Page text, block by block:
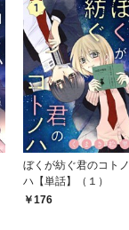
ぼくが紡ぐ君のコトノ
ハ【単話】（１）
176